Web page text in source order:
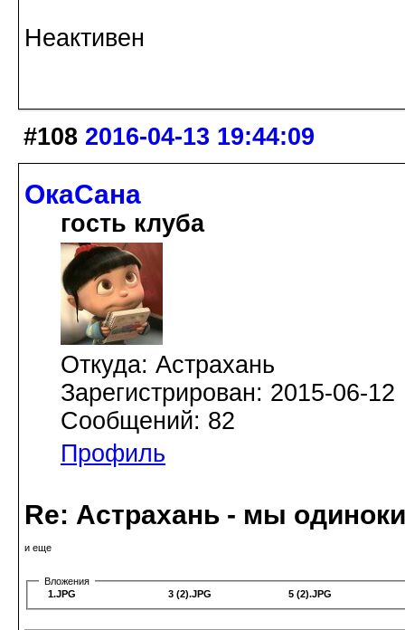
Неактивен
#108 2016-04-13 19:44:09
ОкаСана
гость клуба
Откуда: Астрахань
Зарегистрирован: 2015-06-12
Сообщений: 82
Профиль
Re: Астрахань - мы
и еще
Вложения
1.JPG
3 (2).JPG 5 (2).JPG